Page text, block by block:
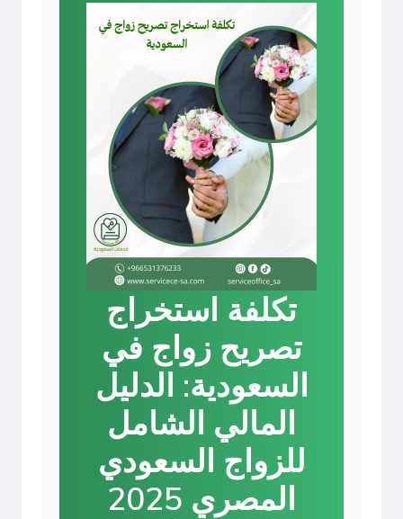
تكلفة استخراج
تصريح زواج في
السعودية: الدليل
المالي الشامل
للزواج السعودي
المصري 2025